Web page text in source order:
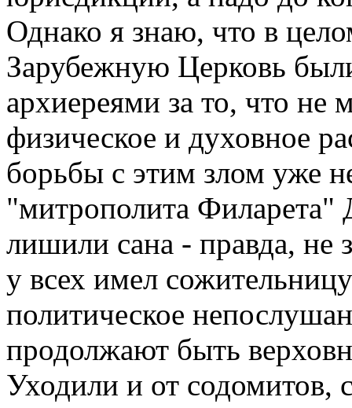
Однако я знаю, что в
Зарубежную Церковь
архиереями за то, что не
физическое и духовное
борьбы с этим злом уже
"митрополита Филарета"
лишили сана - правда, не
у всех имел
политическое
продолжают быть
Уходили и от содомитов,